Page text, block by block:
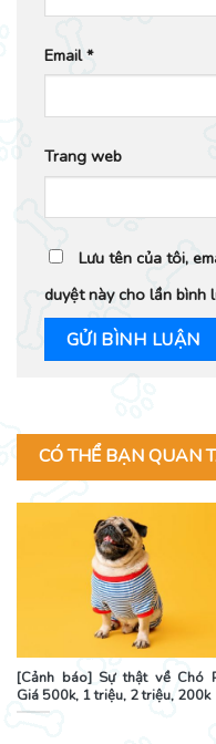
Email*
Trang web
Lưu tên của tôi,
duyệt này cho lần bình
CÓ THỂ BẠN QUAN
[Cảnh báo] Sự thật về Chó
Giá 500k, 1 triệu, 2 triệu, 200k